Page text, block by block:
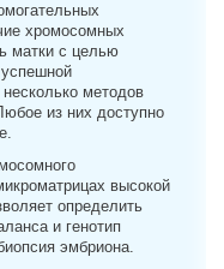
хромосомных
матки с целью
методов
из них доступно
высокой
определить
и генотип
эмбриона.